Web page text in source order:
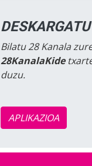
Bilatu 28 Kanala
28KanalaKide
duzu.
APLIKAZIOA